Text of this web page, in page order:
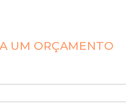
UM ORÇAMENTO